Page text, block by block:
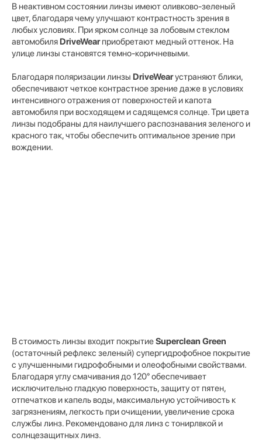
В неактивном состоянии линзы имеют оливково-зеленый
цвет, благодаря чему улучшают контрастность зрения в
любых условиях. При ярком солнце за лобовым стеклом
автомобиля DriveWearприобретают медный оттенок. На
улице линзы становятся темно-коричневыми.
Благодаря поляризации линзы DriveWearустраняют блики,
обеспечивают четкое контрастное зрение даже в условиях
интенсивного отражения от поверхностей и капота
автомобиля при восходящем и садящемся солнце. Три цвета
линзы подобраны для наилучшего распознавания зеленого и
красного так, чтобы обеспечить оптимальное зрение при
вождении.
В стоимость линзы входит покрытиеSuperclean Green
(остаточный рефлекс зеленый) супергидрофобное покрытие
с улучшенными гидрофобными и олеофобными свойствами.
Благодаря углу смачивания до 120° обеспечивает
исключительно гладкую поверхность, защиту от пятен,
отпечатков и капель воды, максимальную устойчивость к
загрязнениям, легкость при очищении, увеличение срока
службы линз. Рекомендовано для линз с тонирлвкой и
солнцезащитных линз.